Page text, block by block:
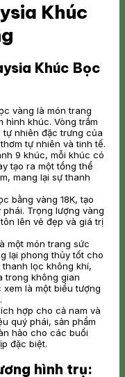
Khúc
Khúc Bọc
vàng là món trang
hình khúc. Vòng trầm
tự nhiên đặc trưng của
tự nhiên và tinh tế.
9 khúc, mỗi khúc có
tạo ra một tổng thể
mang lại sự thanh
bằng vàng 18K, tạo
Trọng lượng vàng
lên vẻ đẹp và giá trị
một món trang sức
lại phong thủy tốt cho
thanh lọc không khí,
trong không gian
là một biểu tượng
hợp cho cả nam và
quý phái, sản phẩm
hảo cho các buổi
đặc biệt.
hình trụ: